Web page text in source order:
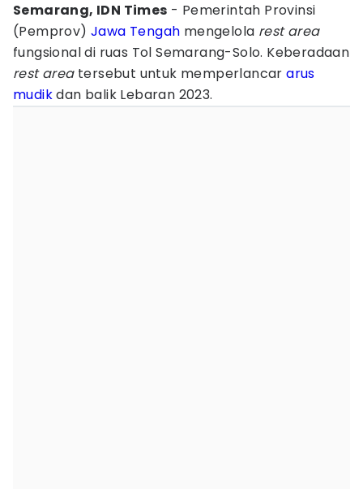
Semarang, IDN Times - Pemerintah Provinsi
(Pemprov)Jawa Tengah mengelola rest area
fungsional di ruas Tol Semarang-Solo. Keberadaan
rest areatersebut untuk memperlancararus
mudikdan balik Lebaran 2023.